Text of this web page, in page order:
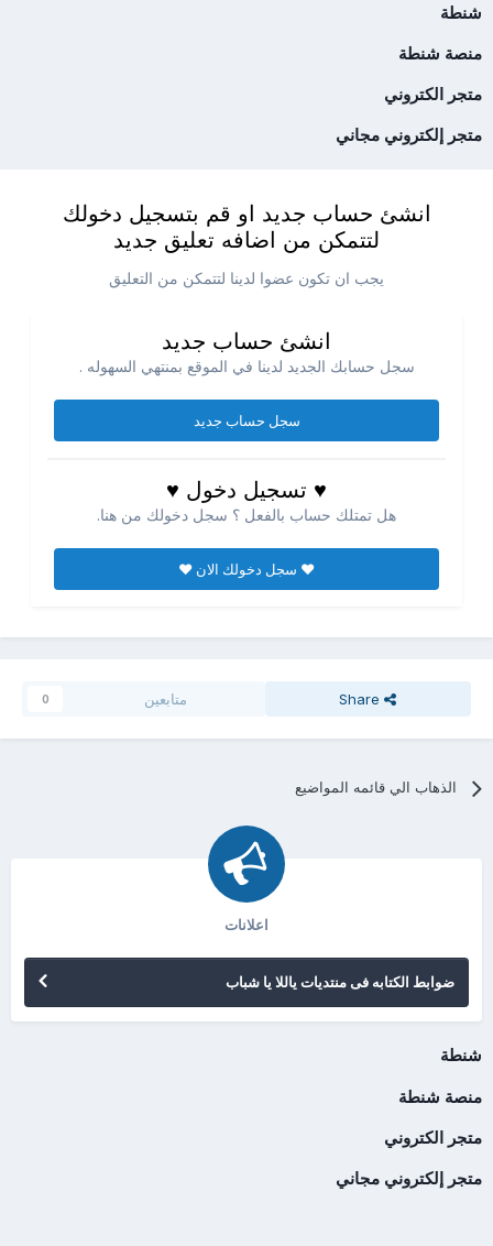
شنطة
منصة شنطة
متجر الكتروني
متجر إلكتروني مجاني
انشئ حساب جديد او قم بتسجيل دخولك
لتتمكن من اضافه تعليق جديد
يجب ان تكون عضوا لدينا لتتمكن من التعليق
انشئ حساب جديد
سجل حسابك الجديد لدينا في الموقع بمنتهي السهوله .
سجل حساب جديد
♥ تسجيل دخول ♥
هل تمتلك حساب بالفعل ؟ سجل دخولك من هنا.
♥ سجل دخولك الان ♥
Share متابعين 0
الذهاب الي قائمه المواضيع
اعلانات
ضوابط الكتابه فى منتديات ياللا يا شباب
شنطة
منصة شنطة
متجر الكتروني
متجر إلكتروني مجاني